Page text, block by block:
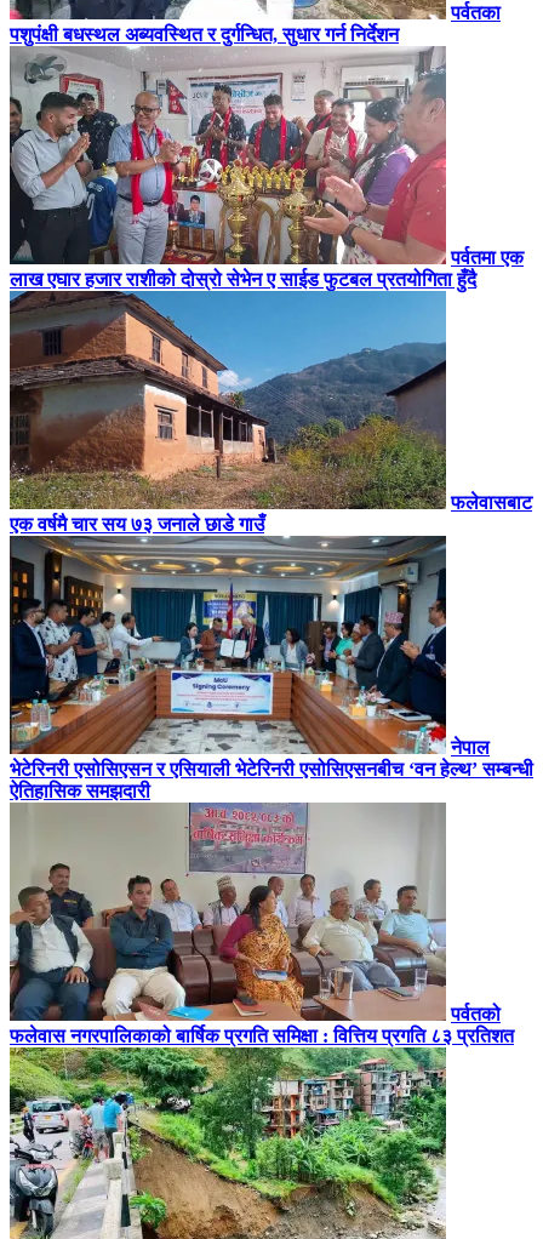
पर्वतका
पशुपंक्षी बधस्थल अब्यवस्थित र दुर्गन्धित, सुधार गर्न निर्देशन
पर्वतमा एक
लाख एघार हजार राशीको दोस्रो सेभेन ए साईड फुटबल प्रतयोगिता हुँदै
फलेवासबाट
एक वर्षमै चार सय ७३ जनाले छाडे गाउँ
नेपाल
भेटेरिनरी एसोसिएसन र एसियाली भेटेरिनरी एसोसिएसनबीच ‘वन हेल्थ’ सम्बन्धी
ऐतिहासिक समझदारी
पर्वतको
फलेवास नगरपालिकाको बार्षिक प्रगति समिक्षा : वित्तिय प्रगति ८३ प्रतिशत